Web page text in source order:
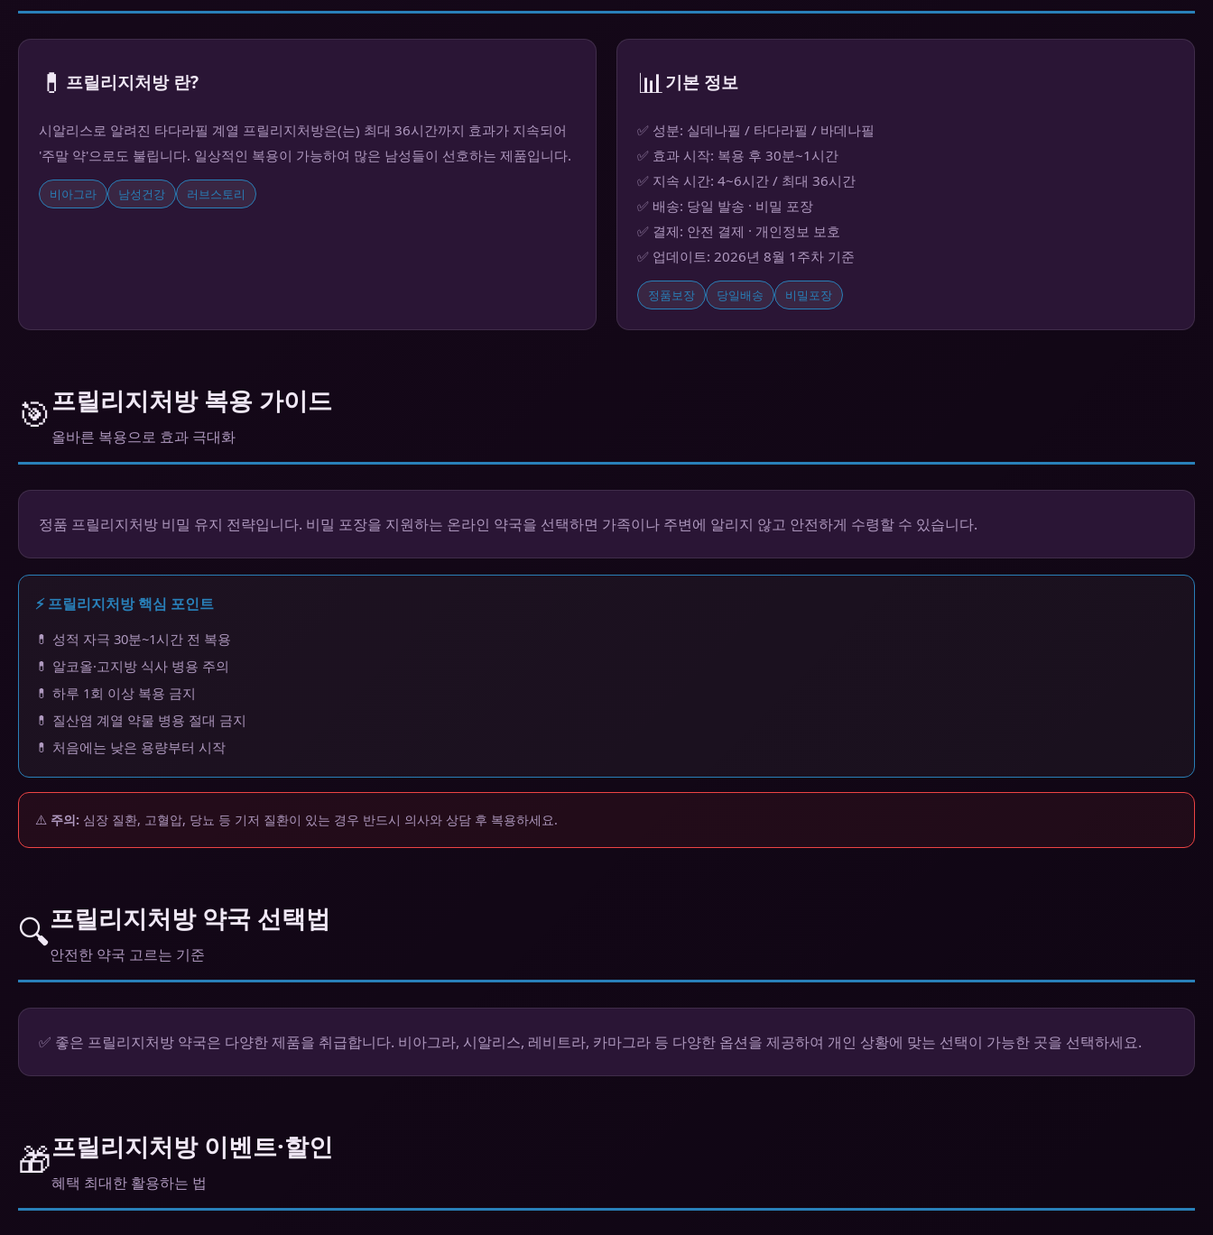
💊 프릴리지처방 란?
시알리스로 알려진 타다라필 계열 프릴리지처방은(는) 최대 36시간까지 효과가 지속되어
'주말 약'으로도 불립니다. 일상적인 복용이 가능하여 많은 남성들이 선호하는 제품입니다.
비아그라 남성건강 러브스토리
📊기본 정보
✅ 성분: 실데나필 / 타다라필 / 바데나필
✅ 효과 시작: 복용 후 30분~1시간
✅ 지속 시간: 4~6시간 / 최대 36시간
✅ 배송: 당일 발송 · 비밀 포장
✅ 결제: 안전 결제 · 개인정보 보호
✅ 업데이트: 2026년 8월 1주차 기준
정품보장 당일배송 비밀포장
🎯프릴리지처방 복용 가이드
올바른 복용으로 효과 극대화
정품 프릴리지처방 비밀 유지 전략입니다. 비밀 포장을 지원하는 온라인 약국을 선택하면 가족이나 주변에 알리지 않고 안전하게 수령할 수 있습니다.
⚡ 프릴리지처방 핵심 포인트
💊 성적 자극 30분~1시간 전 복용
💊 알코올·고지방 식사 병용 주의
💊 하루 1회 이상 복용 금지
💊 질산염 계열 약물 병용 절대 금지
💊 처음에는 낮은 용량부터 시작
⚠️ 주의: 심장 질환, 고혈압, 당뇨 등 기저 질환이 있는 경우 반드시 의사와 상담 후 복용하세요.
🔍프릴리지처방 약국 선택법
안전한 약국 고르는 기준
✅ 좋은 프릴리지처방 약국은 다양한 제품을 취급합니다. 비아그라, 시알리스, 레비트라, 카마그라 등 다양한 옵션을 제공하여 개인 상황에 맞는 선택이 가능한 곳을 선택하세요.
🎁프릴리지처방 이벤트·할인
혜택 최대한 활용하는 법